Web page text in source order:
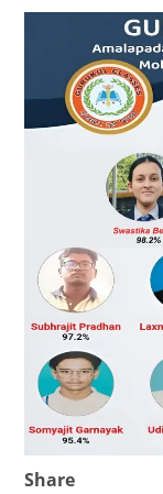
Share